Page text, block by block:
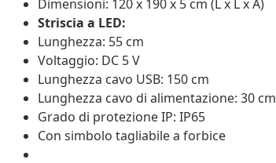
Dimensioni: 120 x 190 x 5 cm (L x L x A)
Striscia a LED:
Lunghezza: 55 cm
Voltaggio: DC 5 V
Lunghezza cavo USB: 150 cm
Lunghezza cavo di alimentazione: 30 cm
Grado di protezione IP: IP65
Con simbolo tagliabile a forbice